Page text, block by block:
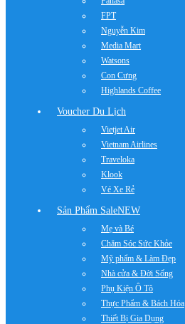
FPT
Nguyễn Kim
Media Mart
Watsons
Con Cưng
Highlands Coffee
Voucher Du Lịch
Vietjet Air
Vietnam Airlines
Traveloka
Klook
Vé Xe Rẻ
Sản Phẩm SaleNEW
Mẹ và Bé
Chăm Sóc Sức Khỏe
Mỹ phẩm & Làm Đẹp
Nhà cửa & Đời Sống
Phụ Kiện Ô Tô
Thực Phẩm & Bách Hóa
Thiết Bị Gia Dụng